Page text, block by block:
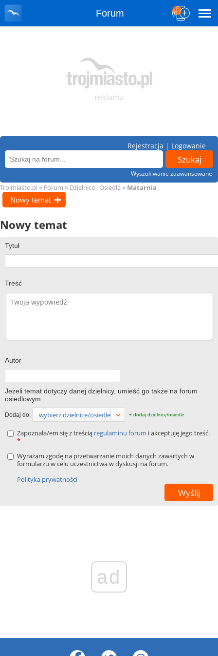
Forum
Wyszukiwanie zaawansowane
Rejestracja | Logowanie
Trojmiasto.pl » Forum » Dzielnice i Osiedla » Matarnia
Nowy temat
Nowy temat
Tytuł
Treść
Autor
Jeżeli temat dotyczy danej dzielnicy, umieść go także na forum
osiedlowym
Dodaj do: wybierz dzielnice/osiedle + dodaj dzielnicę/osiedle
Zapoznała/em się z treścią regulaminu forum i akceptuję jego treść.
*
Wyrażam zgodę na przetwarzanie moich danych zawartych w
formularzu w celu uczestnictwa w dyskusji na forum.
Polityka prywatności
ad